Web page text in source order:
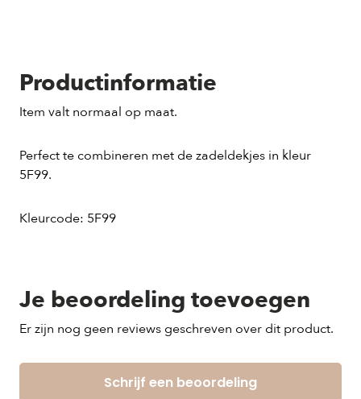
Productinformatie
Item valt normaal op maat.
Perfect te combineren met de zadeldekjes in kleur
5F99.
Kleurcode: 5F99
Je beoordeling toevoegen
Er zijn nog geen reviews geschreven over dit product.
Schrijf een beoordeling